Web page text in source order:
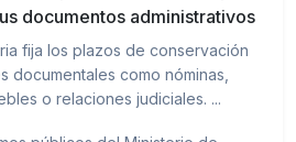
documentos administrativos
fija los plazos de conservación
documentales como nóminas,
o relaciones judiciales. ...